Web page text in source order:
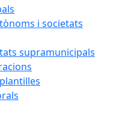
i societats
supramunicipals